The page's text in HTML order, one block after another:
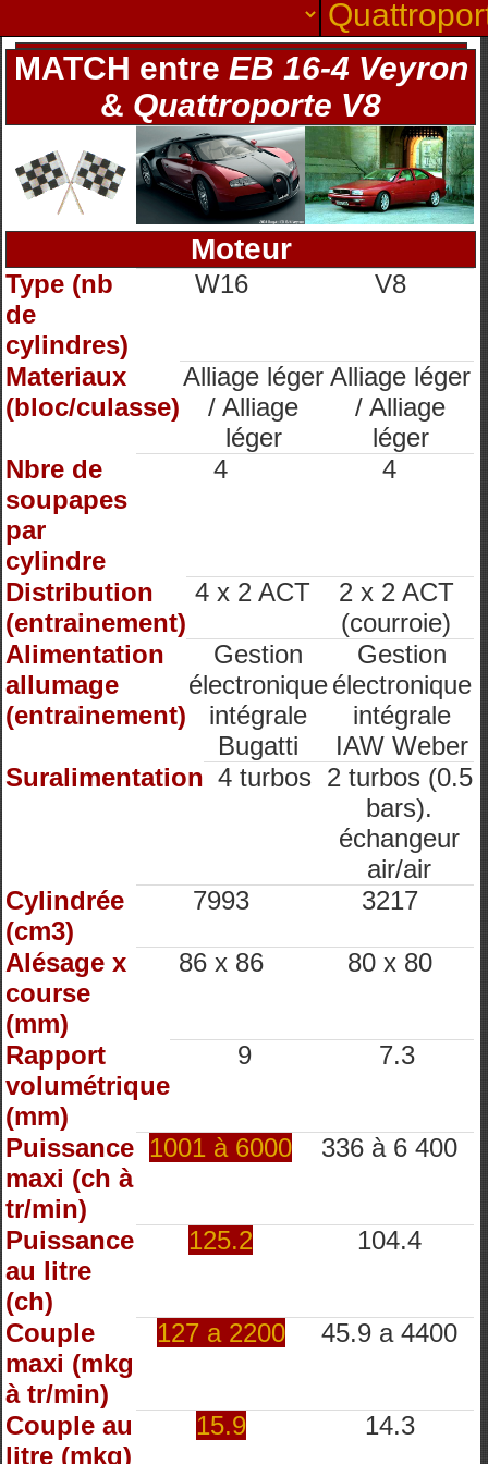
MATCH entre EB 16-4 Veyron
& Quattroporte V8
Moteur
Type (nb
de
cylindres)
W16 V8
Materiaux
(bloc/culasse)
Alliage léger
/ Alliage
léger
Alliage léger
/ Alliage
léger
Nbre de
soupapes
par
cylindre
4 4
Distribution
(entrainement)
4 x 2 ACT
2 x 2 ACT
(courroie)
Alimentation
allumage
(entrainement)
Gestion
électronique
intégrale
Bugatti
Gestion
électronique
intégrale
IAW Weber
Suralimentation 4 turbos 2 turbos (0.5
bars).
échangeur
air/air
Cylindrée
(cm3)
7993 3217
Alésage x
course
(mm)
86 x 86 80 x 80
Rapport
volumétrique
(mm)
9 7.3
Puissance
maxi (ch à
tr/min)
1001 à 6000 336 à 6 400
Puissance
au litre
(ch)
125.2 104.4
Couple
maxi (mkg
à tr/min)
127 a 2200 45.9 a 4400
Couple au
litre (mkg)
15.9 14.3